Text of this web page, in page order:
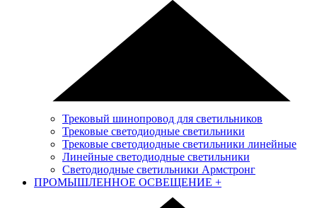
Трековый шинопровод для светильников
Трековые светодиодные светильники
Трековые светодиодные светильники линейные
Линейные светодиодные светильники
Светодиодные светильники Армстронг
ПРОМЫШЛЕННОЕ ОСВЕЩЕНИЕ +